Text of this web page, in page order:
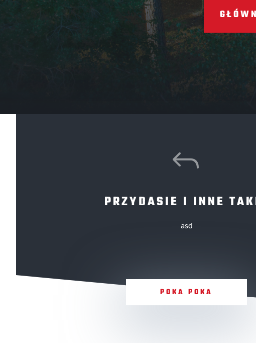
J
PRZYDASIE I INNE
asd
POKA POKA